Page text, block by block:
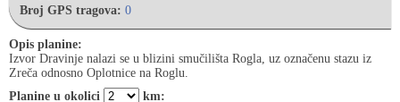
Broj GPS tragova: 0
Opis planine:
Izvor Dravinje nalazi se u blizini smučilišta Rogla, uz označenu stazu iz
Zreča odnosno Oplotnice na Roglu.
Planine u okolici
km: